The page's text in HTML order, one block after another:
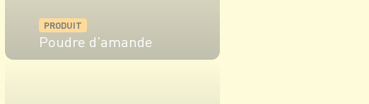
PRODUIT
Poudre d'amande